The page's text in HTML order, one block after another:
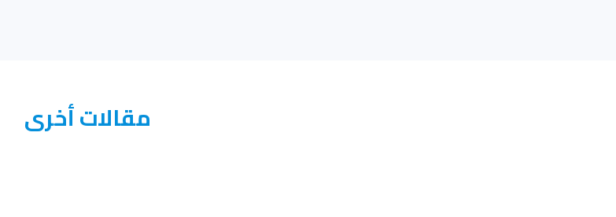
مقالات أخرى